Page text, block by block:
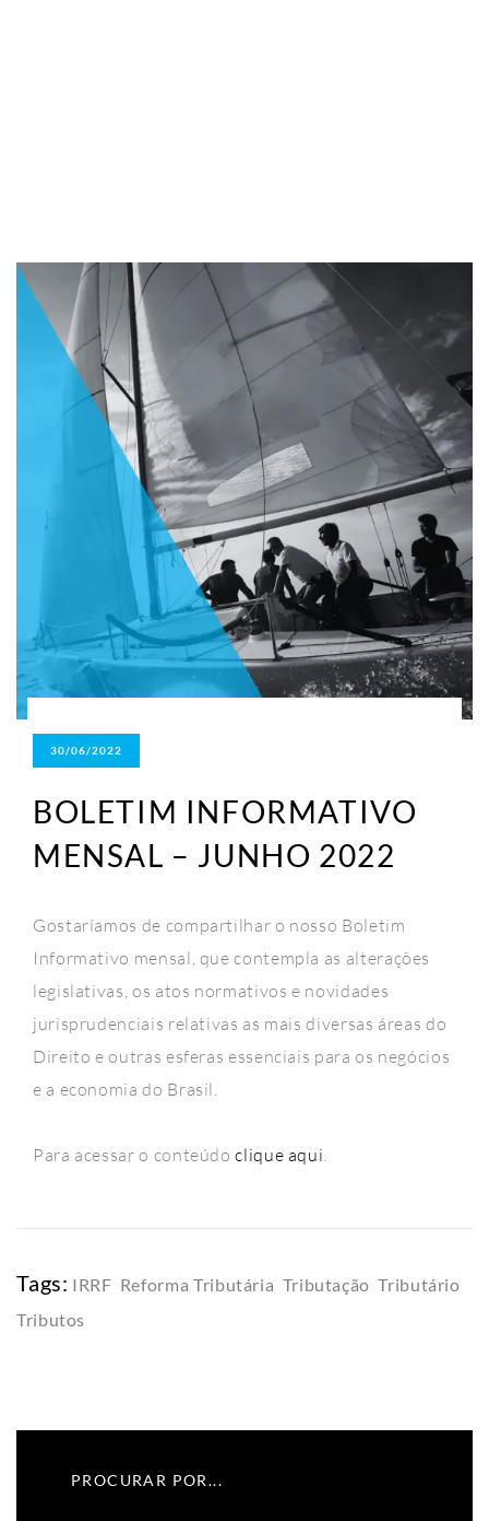
30/06/2022
BOLETIM INFORMATIVO
MENSAL – JUNHO 2022
Gostaríamos de compartilhar o nosso Boletim
Informativo mensal, que contempla as alterações
legislativas, os atos normativos e novidades
jurisprudenciais relativas as mais diversas áreas do
Direito e outras esferas essenciais para os negócios
e a economia do Brasil.
Para acessar o conteúdoclique aqui.
Tags: IRRF Reforma Tributária Tributação ,Tributário
Tributos